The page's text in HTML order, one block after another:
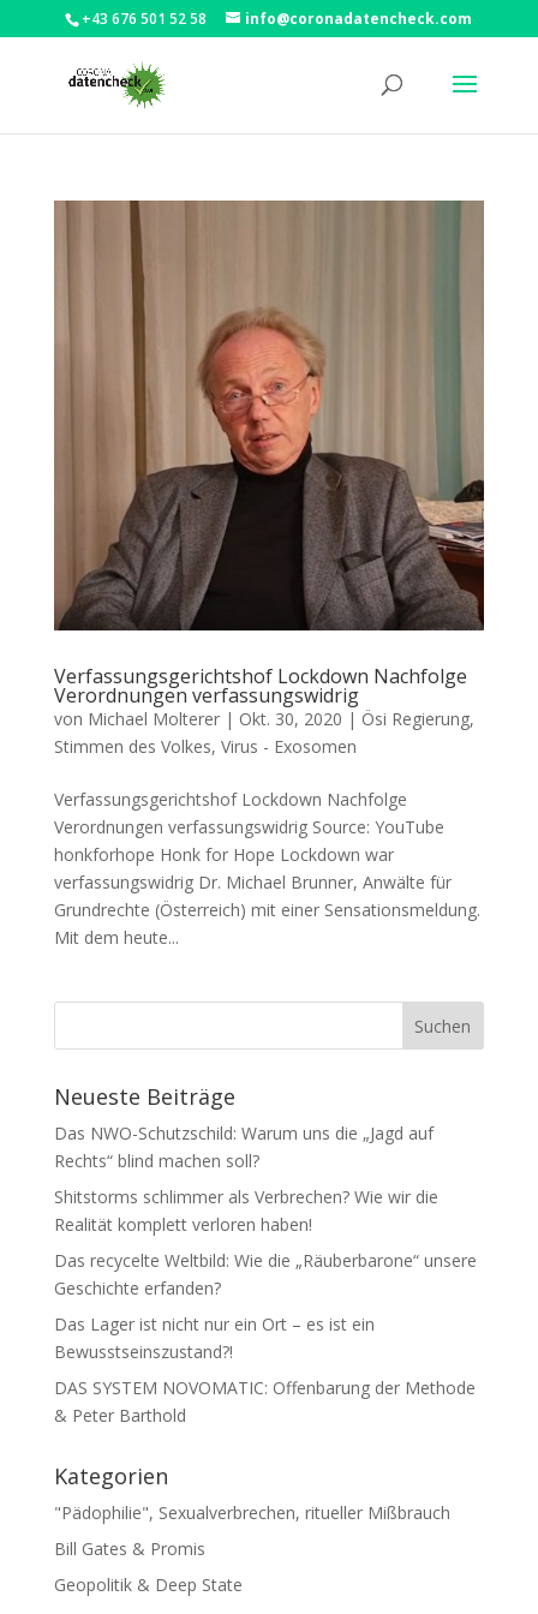
+43 676 501 52 58 info@coronadatencheck.com
Verfassungsgerichtshof Lockdown Nachfolge
Verordnungen verfassungswidrig
von Michael Molterer| Okt. 30, 2020 | Ösi Regierung,
Stimmen des Volkes, Virus - Exosomen
Verfassungsgerichtshof Lockdown Nachfolge
Verordnungen verfassungswidrig Source: You­Tube
hon­kfor­hope Honk for Hope Lock­down war
verfassungswidrig Dr. Micha­el Brun­ner, Anwäl­te für
Grund­rech­te (Öster­reich) mit einer Sen­sa­ti­ons­mel­dung.
Mit dem heu­te...
Neueste Beiträge
Das NWO-Schutzschild: Warum uns die „Jagd auf
Rechts“ blind machen soll?
Shitstorms schlimmer als Verbrechen? Wie wir die
Realität komplett verloren haben!
Das recycelte Weltbild: Wie die „Räuberbarone“ unsere
Geschichte erfanden?
Das Lager ist nicht nur ein Ort – es ist ein
Bewusstseinszustand?!
DAS SYSTEM NOVOMATIC: Offenbarung der Methode
& Peter Barthold
Kategorien
"Pädophilie", Sexualverbrechen, ritueller Mißbrauch
Bill Gates & Promis
Geopolitik & Deep State